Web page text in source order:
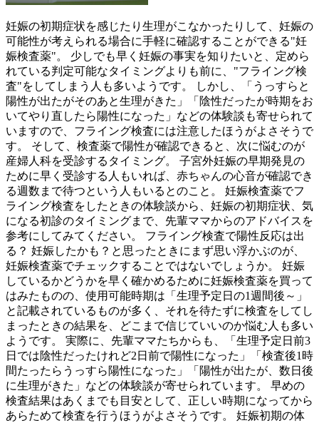
妊娠の初期症状を感じたり生理がこなかったりして、妊娠の
可能性が考えられる場合に手軽に確認することができる"妊
娠検査薬"。 少しでも早く妊娠の事実を知りたいと、定めら
れている判定可能なタイミングよりも前に、"フライング検
査"をしてしまう人も多いようです。 しかし、「うっすらと
陽性が出たがそのあと生理がきた」「陰性だったが時期をお
いてやり直したら陽性になった」などの体験談も寄せられて
いますので、フライング検査には注意したほうがよさそうで
す。 そして、検査薬で陽性が確認できると、次に悩むのが
産婦人科を受診するタイミング。 子宮外妊娠の早期発見の
ために早く受診する人もいれば、赤ちゃんの心音が確認でき
る週数まで待つという人もいるとのこと。 妊娠検査薬でフ
ライング検査をしたときの体験談から、妊娠の初期症状、気
になる初診のタイミングまで、先輩ママからのアドバイスを
参考にしてみてください。 フライング検査で陽性反応は出
る？ 妊娠したかも？と思ったときにまず思い浮かぶのが、
妊娠検査薬でチェックすることではないでしょうか。 妊娠
しているかどうかを早く確かめるために妊娠検査薬を買って
はみたものの、使用可能時期は「生理予定日の1週間後～」
と記載されているものが多く、それを待たずに検査をしてし
まったときの結果を、どこまで信じていいのか悩む人も多い
ようです。 実際に、先輩ママたちからも、「生理予定日前3
日では陰性だったけれど2日前で陽性になった」「検査後1時
間たったらうっすら陽性になった」「陽性が出たが、数日後
に生理がきた」などの体験談が寄せられています。 早めの
検査結果はあくまでも目安として、正しい時期になってから
あらためて検査を行うほうがよさそうです。 妊娠初期の体